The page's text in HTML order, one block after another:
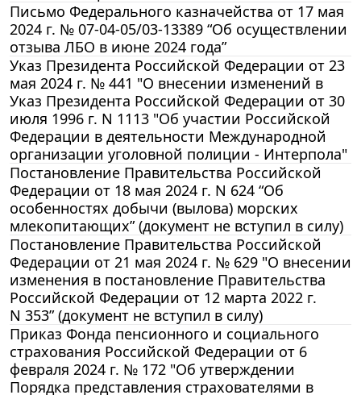
Письмо Федерального казначейства от 17 мая
2024 г. № 07-04-05/03-13389 “Об осуществлении
отзыва ЛБО в июне 2024 года”
Указ Президента Российской Федерации от 23
мая 2024 г. № 441 "О внесении изменений в
Указ Президента Российской Федерации от 30
июля 1996 г. N 1113 "Об участии Российской
Федерации в деятельности Международной
организации уголовной полиции - Интерпола"
Постановление Правительства Российской
Федерации от 18 мая 2024 г. N 624 “Об
особенностях добычи (вылова) морских
млекопитающих” (документ не вступил в силу)
Постановление Правительства Российской
Федерации от 21 мая 2024 г. № 629 "О внесении
изменения в постановление Правительства
Российской Федерации от 12 марта 2022 г.
N 353” (документ не вступил в силу)
Приказ Фонда пенсионного и социального
страхования Российской Федерации от 6
февраля 2024 г. № 172 "Об утверждении
Порядка представления страхователями в